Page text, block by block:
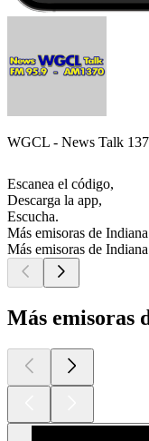
WGCL - News Talk
Escanea el código,
Descarga la app,
Escucha.
Más emisoras de Indiana
Más emisoras de Indiana
Más emisoras